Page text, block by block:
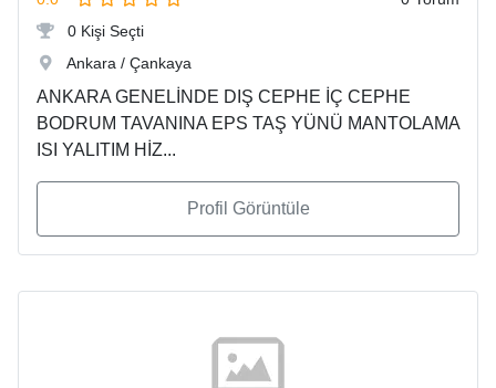
0 Kişi Seçti
Ankara / Çankaya
ANKARA GENELİNDE DIŞ CEPHE İÇ CEPHE
BODRUM TAVANINA EPS TAŞ YÜNÜ MANTOLAMA
ISI YALITIM HİZ...
Profil Görüntüle